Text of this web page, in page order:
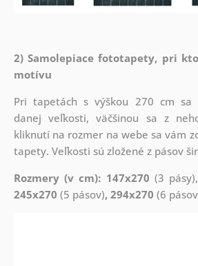
2) Samolepiace fototapety, pri
motívu
Pri tapetách s výškou 270 cm sa
danej veľkosti, väčšinou sa z
kliknutí na rozmer na webe sa vám
tapety. Veľkosti sú zložené z pásov
Rozmery (v cm): 147x270 (3 pásy),
245x270 (5 pásov), 294x270 (6